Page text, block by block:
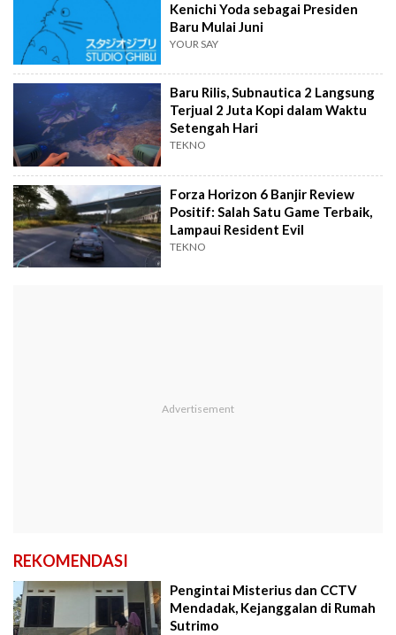
Kenichi Yoda sebagai Presiden
Baru Mulai Juni
YOUR SAY
Baru Rilis, Subnautica 2 Langsung
Terjual 2 Juta Kopi dalam Waktu
Setengah Hari
TEKNO
Forza Horizon 6 Banjir Review
Positif: Salah Satu Game Terbaik,
Lampaui Resident Evil
TEKNO
REKOMENDASI
Pengintai Misterius dan CCTV
Mendadak, Kejanggalan di Rumah
Sutrimo